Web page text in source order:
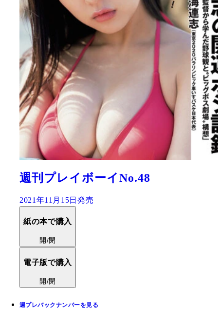
週刊プレイボーイNo.48
2021年11月15日発売
紙の本で購入
開/閉
電子版で購入
開/閉
週プレバックナンバーを見る